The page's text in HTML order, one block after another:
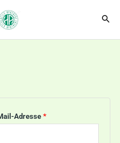
Adresse *